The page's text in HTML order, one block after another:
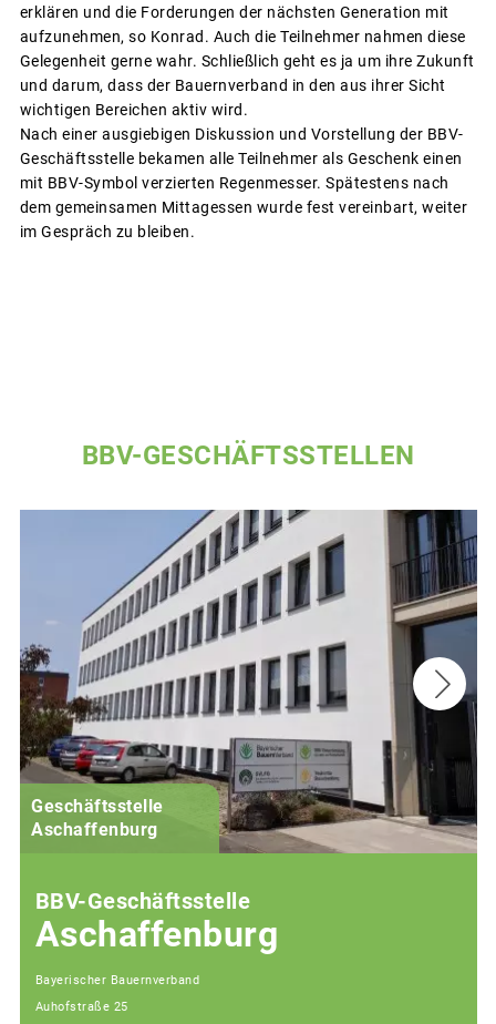
erklären und die Forderungen der nächsten Generation mit
aufzunehmen, so Konrad. Auch die Teilnehmer nahmen diese
Gelegenheit gerne wahr. Schließlich geht es ja um ihre Zukunft
und darum, dass der Bauernverband in den aus ihrer Sicht
wichtigen Bereichen aktiv wird.
Nach einer ausgiebigen Diskussion und Vorstellung der BBV-
Geschäftsstelle bekamen alle Teilnehmer als Geschenk einen
mit BBV-Symbol verzierten Regenmesser. Spätestens nach
dem gemeinsamen Mittagessen wurde fest vereinbart, weiter
im Gespräch zu bleiben.
BBV-GESCHÄFTSSTELLEN
Geschäftsstelle
Aschaffenburg
BBV-Geschäftsstelle
Aschaffenburg
Bayerischer Bauernverband
Auhofstraße 25